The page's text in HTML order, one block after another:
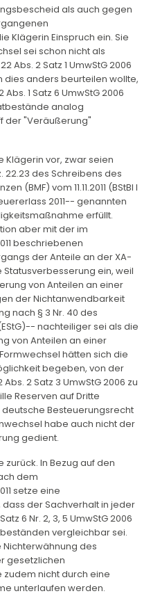
als auch gegen
Klägerin Einspruch ein. Sie
sei schon nicht als
Abs. 2 Satz 1 UmwStG 2006
dies anders beurteilen wollte,
1 Satz 6 UmwStG 2006
analog
der "Veräußerung"
Klägerin vor, zwar seien
22.23 des Schreibens des
(BMF) vom 11.11.2011 (BStBl I
2011-- genannten
erfüllt.
aber mit der im
beschriebenen
der Anteile an der XA-
ein, weil
von Anteilen an einer
der Nichtanwendbarkeit
nach § 3 Nr. 40 des
nachteiliger sei als die
von Anteilen an einer
hätten sich die
begeben, von der
2 Satz 3 UmwStG 2006 zu
Reserven auf Dritte
Besteuerungsrecht
habe auch nicht der
gedient.
zurück. In Bezug auf den
dem
setze eine
der Sachverhalt in jeder
6 Nr. 2, 3, 5 UmwStG 2006
vergleichbar sei.
Nichterwähnung des
gesetzlichen
nicht durch eine
unterlaufen werden.